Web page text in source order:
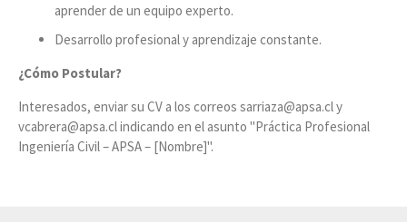
aprender de un equipo experto.
Desarrollo profesional y aprendizaje constante.
¿Cómo Postular?
Interesados, enviar su CV a los correos sarriaza@apsa.cl y
vcabrera@apsa.cl indicando en el asunto "Práctica Profesional
Ingeniería Civil – APSA – [Nombre]".